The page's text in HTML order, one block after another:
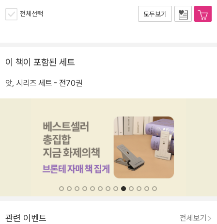
전체선택 모두보기
이 책이 포함된 세트
앗, 시리즈 세트 - 전70권
관련 이벤트 전체보기